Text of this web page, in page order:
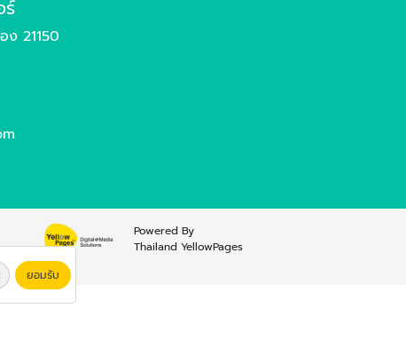
ร์
ง 21150
Powered By
Thailand YellowPages
ยอมรับ